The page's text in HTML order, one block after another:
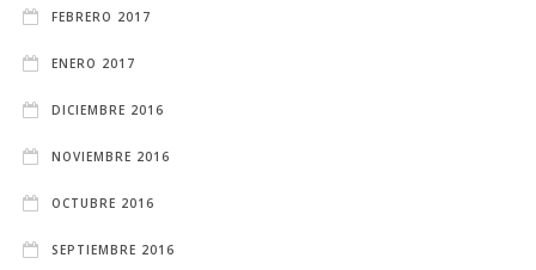
FEBRERO 2017
ENERO 2017
DICIEMBRE 2016
NOVIEMBRE 2016
OCTUBRE 2016
SEPTIEMBRE 2016